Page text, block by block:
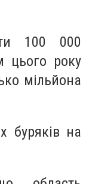
100 000
цього року
мільйона
буряків на